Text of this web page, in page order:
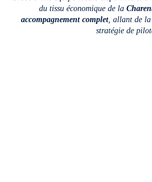
du tissu économique de la
accompagnement complet, allant de
stratégie de